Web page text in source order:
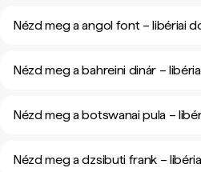
Nézd meg a angol font – libériai
Nézd meg a bahreini dinár –
Nézd meg a botswanai pula –
Nézd meg a dzsibuti frank –